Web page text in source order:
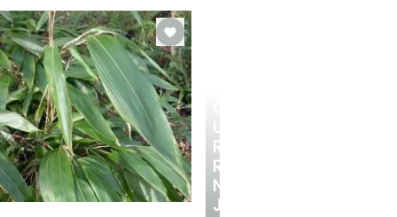
UM
RECANTO
REFRESCANTE
NO
JARDIM